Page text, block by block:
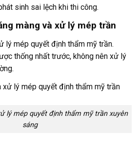
sinh sai lệch khi thi công.
màng và xử lý mép trần
lý mép quyết định thẩm mỹ trần.
thống nhất trước, không nên xử lý
lý mép quyết định thẩm mỹ trần xuyên
sáng